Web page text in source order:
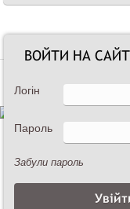
ВОЙТИ НА САЙТ
Логін
Пароль
Забули пароль